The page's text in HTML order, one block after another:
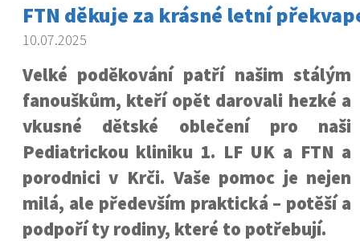
FTN děkuje za krásné letní
10.07.2025
Velké poděkování patří našim stálým
fanouškům, kteří opět darovali hezké a
vkusné dětské oblečení pro naši
Pediatrickou kliniku 1. LF UK a FTN a
porodnici v Krči. Vaše pomoc je nejen
milá, ale především praktická – potěší a
podpoří ty rodiny, které to potřebují.